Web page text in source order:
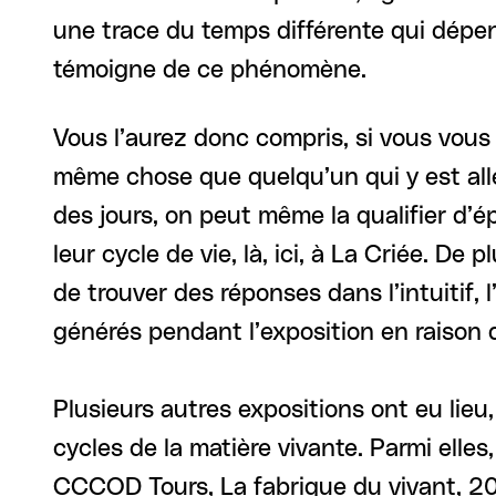
une trace du temps différente qui
témoigne de ce phénomène.
Vous l’aurez donc compris, si vous
même chose que quelqu’un qui y est
des jours, on peut même la qualifier
leur cycle de vie, là, ici, à La Criée. De
de trouver des réponses dans l’intuitif,
générés pendant l’exposition en
Plusieurs autres expositions ont eu
cycles de la matière vivante. Parmi
CCCOD Tours, La fabrique du vivant,